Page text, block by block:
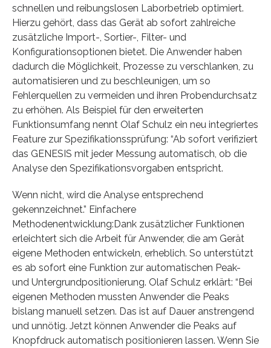
schnellen und reibungslosen Laborbetrieb optimiert.
Hierzu gehört, dass das Gerät ab sofort zahlreiche
zusätzliche Import-, Sortier-, Filter- und
Konfigurationsoptionen bietet. Die Anwender haben
dadurch die Möglichkeit, Prozesse zu verschlanken, zu
automatisieren und zu beschleunigen, um so
Fehlerquellen zu vermeiden und ihren Probendurchsatz
zu erhöhen. Als Beispiel für den erweiterten
Funktionsumfang nennt Olaf Schulz ein neu integriertes
Feature zur Spezifikationssprüfung: “Ab sofort verifiziert
das GENESIS mit jeder Messung automatisch, ob die
Analyse den Spezifikationsvorgaben entspricht.
Wenn nicht, wird die Analyse entsprechend
gekennzeichnet.” Einfachere
Methodenentwicklung:Dank zusätzlicher Funktionen
erleichtert sich die Arbeit für Anwender, die am Gerät
eigene Methoden entwickeln, erheblich. So unterstützt
es ab sofort eine Funktion zur automatischen Peak-
und Untergrundpositionierung. Olaf Schulz erklärt: “Bei
eigenen Methoden mussten Anwender die Peaks
bislang manuell setzen. Das ist auf Dauer anstrengend
und unnötig. Jetzt können Anwender die Peaks auf
Knopfdruck automatisch positionieren lassen. Wenn Sie